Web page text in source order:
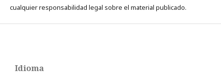
cualquier responsabilidad legal sobre el material publicado.
Idioma